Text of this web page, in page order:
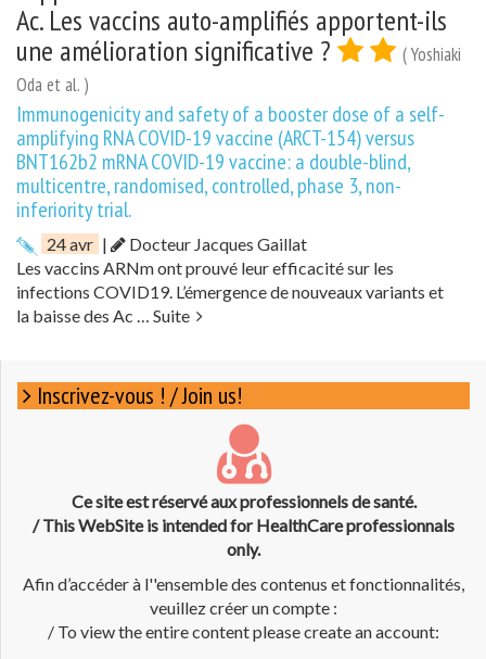
Ac. Les vaccins auto-amplifiés apportent-ils
une amélioration significative ?
( Yoshiaki
Oda et al. )
Immunogenicity and safety of a booster dose of a self-
amplifying RNA COVID-19 vaccine (ARCT-154) versus
BNT162b2 mRNA COVID-19 vaccine: a double-blind,
multicentre, randomised, controlled, phase 3, non-
inferiority trial.
24 avr |
Docteur Jacques Gaillat
Les vaccins ARNm ont prouvé leur efficacité sur les
infections COVID19. L’émergence de nouveaux variants et
la baisse des Ac … Suite
Inscrivez-vous ! / Join us!
Ce site est réservé aux professionnels de santé.
/ This WebSite is intended for HealthCare professionnals
only.
Afin d’accéder à l''ensemble des contenus et fonctionnalités,
veuillez créer un compte :
/ To view the entire content please create an account: